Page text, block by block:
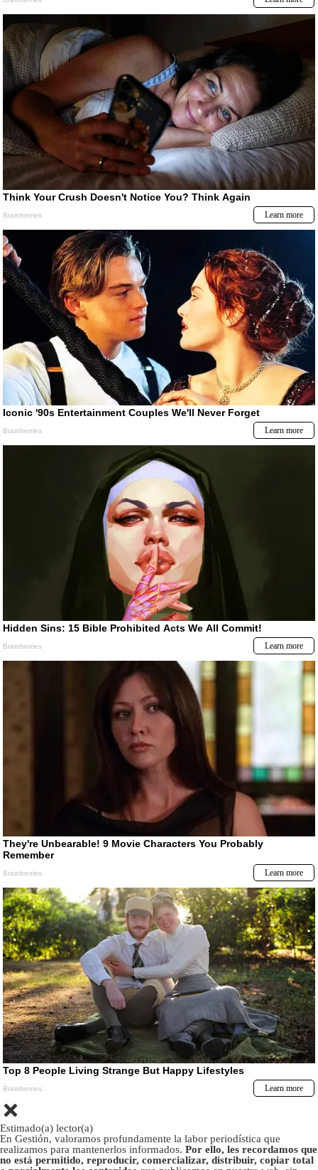
Estimado(a) lector(a)
En Gestión, valoramos profundamente la labor periodística que
realizamos para mantenerlos informados. Por ello, les recordamos que
no está permitido, reproducir, comercializar, distribuir, copiar total